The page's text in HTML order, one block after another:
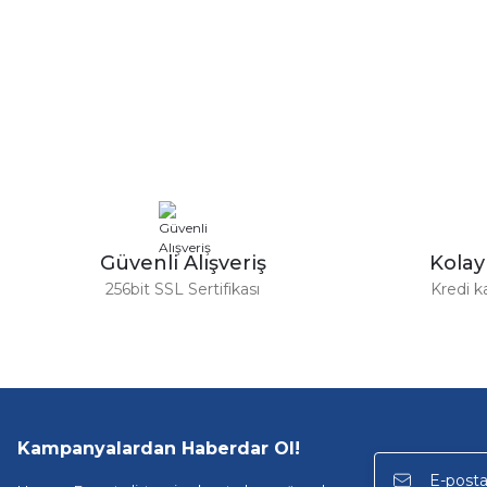
Ürün fiyatı diğer sitelerden daha pahalı.
Bu ürüne benzer farklı alternatifler olmalı.
Güvenli Alışveriş
256bit SSL Sertifikası Kredi
Kampanyalardan Haberdar Ol!